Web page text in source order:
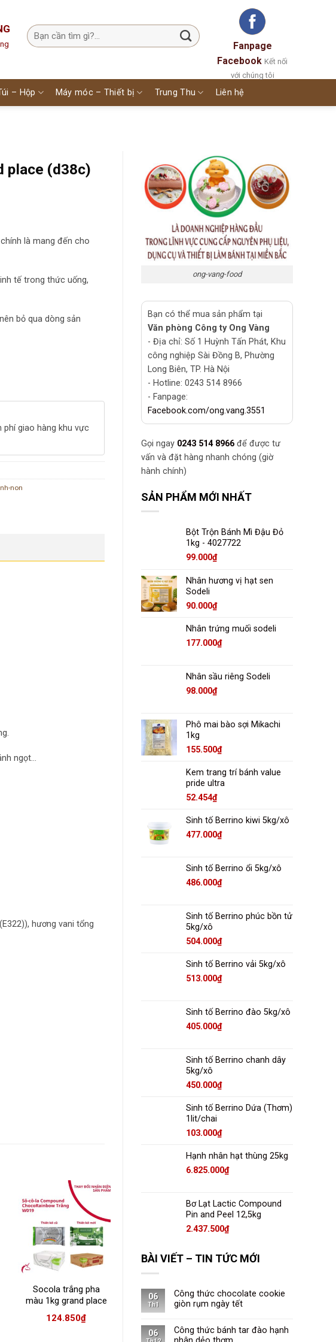
Fanpage
Facebook Kết nối
với chúng tôi
– Hộp Máy móc – Thiết bị Trung Thu Liên hệ
place (d38c)
chính là mang đến cho
tế trong thức uống,
bỏ qua dòng sản
phí giao hàng khu vực
non
ngọt…
hương vani tổng
Socola trắng pha
màu 1kg grand place
(w019)
124.850₫
Kem Trang Trí Bánh
Và Món Tráng Miệng
Rich’s Nhãn Vàng Sô-
cô-la Hộp 907g
Kem làm bánh Whip
topping base Rich’s
ong-vang-food
Bạn có thể mua sản phẩm tại
Văn phòng Công ty Ong Vàng
- Địa chỉ: Số 1 Huỳnh Tấn Phát, Khu
công nghiệp Sài Đồng B, Phường
Long Biên, TP. Hà Nội
- Hotline: 0243 514 8966
- Fanpage:
Facebook.com/ong.vang.3551
Gọi ngay 0243 514 8966 để được tư
vấn và đặt hàng nhanh chóng (giờ
hành chính)
SẢN PHẨM MỚI NHẤT
Bột Trộn Bánh Mì Đậu Đỏ
1kg - 4027722
99.000₫
Nhân hương vị hạt sen
Sodeli
90.000₫
Nhân trứng muối sodeli
177.000₫
Nhân sầu riêng Sodeli
98.000₫
Phô mai bào sợi Mikachi
1kg
155.500₫
Kem trang trí bánh value
pride ultra
52.454₫
Sinh tố Berrino kiwi 5kg/xô
477.000₫
Sinh tố Berrino ổi 5kg/xô
486.000₫
Sinh tố Berrino phúc bồn tử
5kg/xô
504.000₫
Sinh tố Berrino vải 5kg/xô
513.000₫
Sinh tố Berrino đào 5kg/xô
405.000₫
Sinh tố Berrino chanh dây
5kg/xô
450.000₫
Sinh tố Berrino Dứa (Thơm)
1lit/chai
103.000₫
Hạnh nhân hạt thùng 25kg
6.825.000₫
Bơ Lạt Lactic Compound
Pin and Peel 12,5kg
2.437.500₫
BÀI VIẾT – TIN TỨC MỚI
06
Th1
Công thức chocolate cookie
giòn rụm ngày tết
06
Công thức bánh tar đào hạnh